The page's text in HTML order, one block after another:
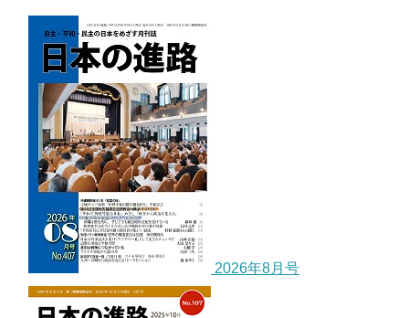
2026年8月号